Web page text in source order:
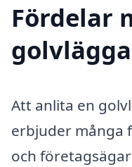
Fördelar
Att anlita en
erbjuder många
och